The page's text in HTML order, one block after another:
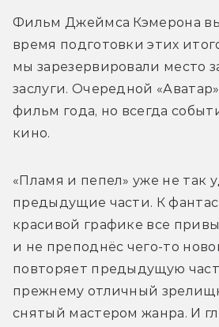
Фильм Джеймса Кэмерона
время подготовки этих
мы зарезервировали место
заслуги. Очередной
фильм года, но всегда
кино.
«Пламя и пепел» уже не так
предыдущие части. К
красивой графике все
и не преподнёс чего-то
повторяет предыдущую
прежнему отличный
снятый мастером жанра. И